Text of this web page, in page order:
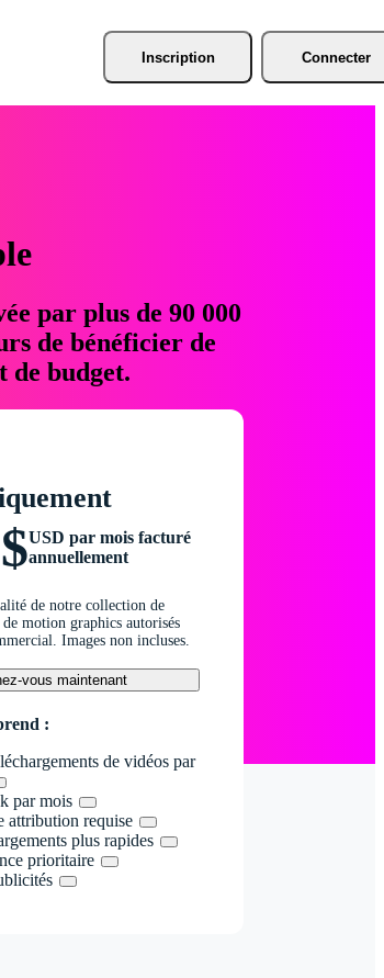
Inscription Connecter
par plus de 90 000
de bénéficier de
de budget.
USD par mois facturé
annuellement
de notre collection de
motion graphics autorisés
Images non incluses.
vous maintenant
:
de vidéos par
par mois
attribution requise
plus rapides
prioritaire